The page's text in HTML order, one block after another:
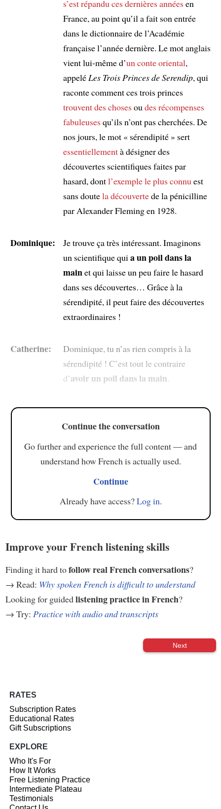
s’est répandu ces dernières annéesen
France, au point qu’il a fait son entrée
dans le dictionnaire de l’Académie
française l’année dernière. Le mot anglais
vient lui-même d’un conte oriental,
appelé Les Trois Princes de Serendip, qui
raconte comment ces trois princes
trouvent des chosesou des récompenses
fabuleusesqu’ils n’ont pas cherchées. De
nos jours, le mot « sérendipité » sert
essentiellementà désigner des
découvertes scientifiques faites par
hasard, dontl’exemple le plus connu est
sans doutela découvertede la pénicilline
par Alexander Fleming en 1928.
Dominique:
Je trouve ça très intéressant. Imaginons
un scientifique qui a un poil dans la
mainet qui laisse un peu faire le hasard
dans ses découvertes… Grâce à la
sérendipité, il peut faire des découvertes
extraordinaires !
Catherine:
Dominique, tu n’as rien compris à la
sérendipité ! C’est tout le contraire
d’avoir un poil dans la main.
Continue the conversation
Go further and experience the full content — and
understand how French is actually used.
Continue
Already have access?Log in.
Improve your French listening skills
Finding it hard tofollow real French conversations?
→ Read: Why spoken French is difficult to understand
Looking for guidedlistening practice in French?
→ Try: Practice with audio and transcripts
Next
RATES
Subscription Rates
Educational Rates
Gift Subscriptions
EXPLORE
Who It's For
How It Works
Free Listening Practice
Intermediate Plateau
Testimonials